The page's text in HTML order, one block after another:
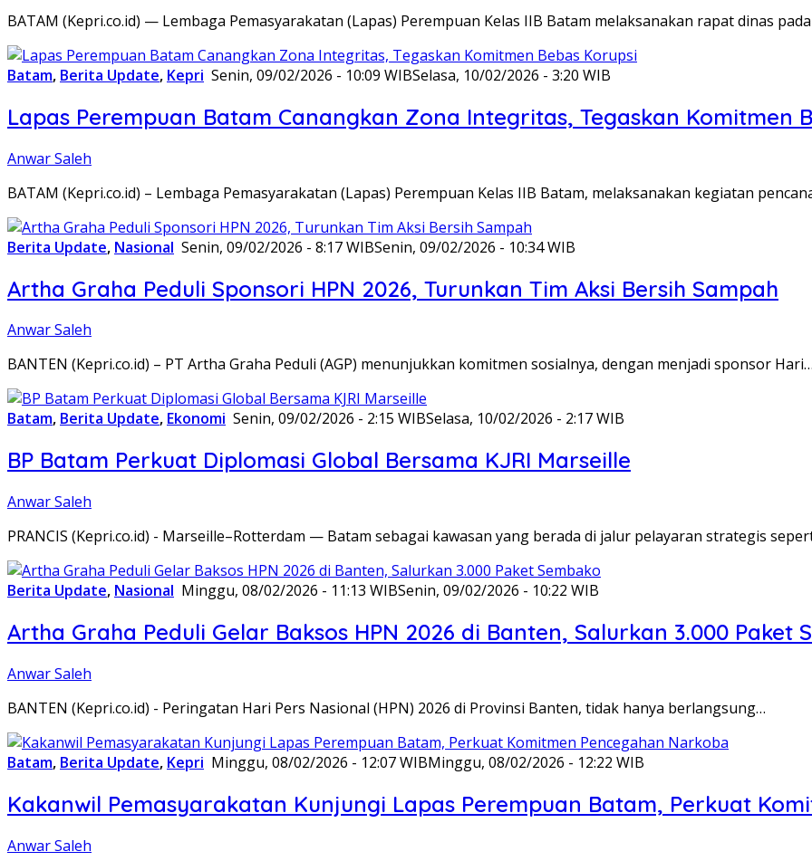
BATAM (Kepri.co.id) — Lembaga Pemasyarakatan (Lapas) Perempuan Kelas IIB Batam melaksanakan rapat dinas
Batam, Berita Update, Kepri Senin, 09/02/2026 - 10:09 WIBSelasa, 10/02/2026 - 3:20 WIB
Lapas Perempuan Batam Canangkan Zona Integritas, Tegaskan Komitmen
Anwar Saleh
BATAM (Kepri.co.id) – Lembaga Pemasyarakatan (Lapas) Perempuan Kelas IIB Batam, melaksanakan kegiatan
Berita Update, Nasional Senin, 09/02/2026 - 8:17 WIBSenin, 09/02/2026 - 10:34 WIB
Artha Graha Peduli Sponsori HPN 2026, Turunkan Tim Aksi Bersih Sampah
Anwar Saleh
BANTEN (Kepri.co.id) – PT Artha Graha Peduli (AGP) menunjukkan komitmen sosialnya, dengan menjadi sponsor Hari…
Batam, Berita Update, Ekonomi Senin, 09/02/2026 - 2:15 WIBSelasa, 10/02/2026 - 2:17 WIB
BP Batam Perkuat Diplomasi Global Bersama KJRI Marseille
Anwar Saleh
PRANCIS (Kepri.co.id) - Marseille–Rotterdam — Batam sebagai kawasan yang berada di jalur pelayaran strategis
Berita Update, Nasional Minggu, 08/02/2026 - 11:13 WIBSenin, 09/02/2026 - 10:22 WIB
Artha Graha Peduli Gelar Baksos HPN 2026 di Banten, Salurkan 3.000 Paket
Anwar Saleh
BANTEN (Kepri.co.id) - Peringatan Hari Pers Nasional (HPN) 2026 di Provinsi Banten, tidak hanya berlangsung…
Batam, Berita Update, Kepri Minggu, 08/02/2026 - 12:07 WIBMinggu, 08/02/2026 - 12:22 WIB
Kakanwil Pemasyarakatan Kunjungi Lapas Perempuan Batam, Perkuat
Anwar Saleh